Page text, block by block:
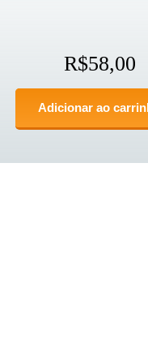
R$58,00
Adicionar ao